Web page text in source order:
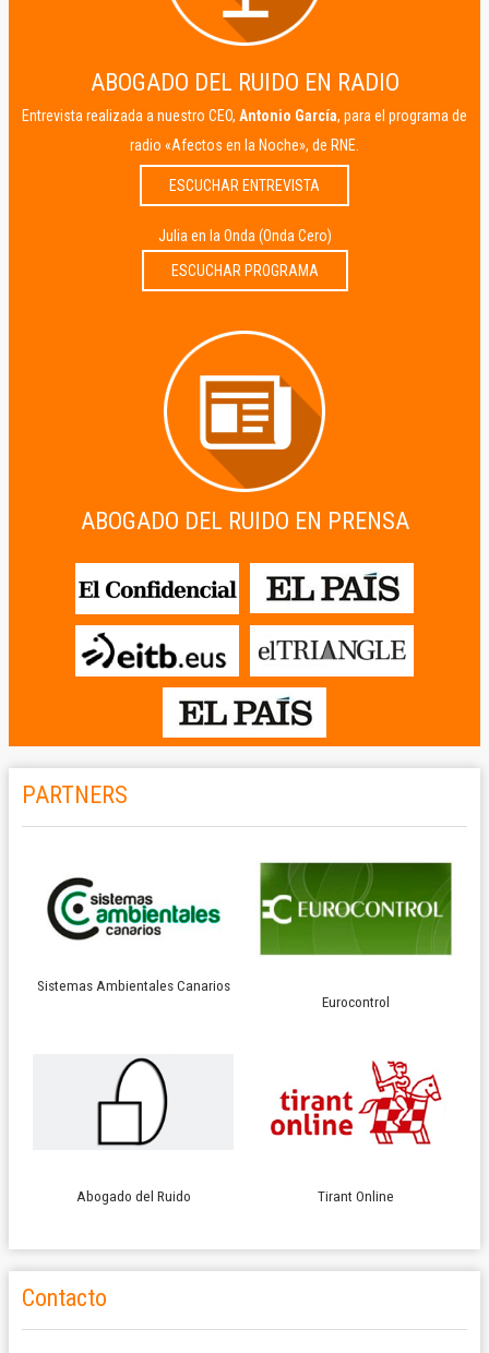
ABOGADO DEL RUIDO EN RADIO
Entrevista realizada a nuestro CEO, Antonio García, para el programa de
radio «Afectos en la Noche», de RNE.
ESCUCHAR ENTREVISTA
Julia en la Onda (Onda Cero)
ESCUCHAR PROGRAMA
ABOGADO DEL RUIDO EN PRENSA
PARTNERS
Sistemas Ambientales Canarios
Eurocontrol
Abogado del Ruido Tirant Online
Contacto